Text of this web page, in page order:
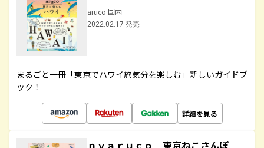
aruco 国内
2022.02.17 発売
まるごと一冊「東京でハワイ旅気分を楽しむ」新しいガイドブ
ック！
詳細を見る
ｎｙａｒｕｃｏ 東京ねこさんぽ